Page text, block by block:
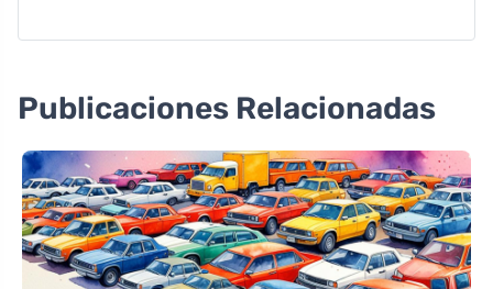
Publicaciones Relacionadas